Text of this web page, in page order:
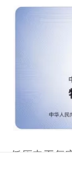
低压电工复
据《特种作